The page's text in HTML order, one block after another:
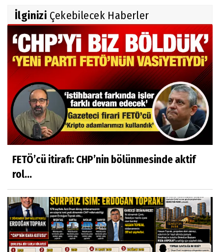
İlginizi Çekebilecek Haberler
FETÖ’cü itirafı: CHP’nin bölünmesinde aktif
rol...